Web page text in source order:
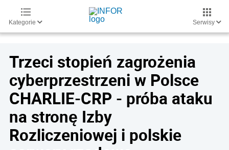
Kategorie Serwisy
Trzeci stopień zagrożenia
cyberprzestrzeni w Polsce
CHARLIE-CRP - próba ataku
na stronę Izby
Rozliczeniowej i polskie